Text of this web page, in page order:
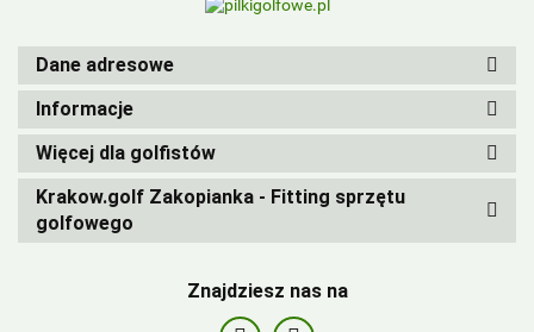
Dane adresowe
Informacje
Więcej dla golfistów
Krakow.golf Zakopianka - Fitting sprzętu
golfowego
Znajdziesz nas na